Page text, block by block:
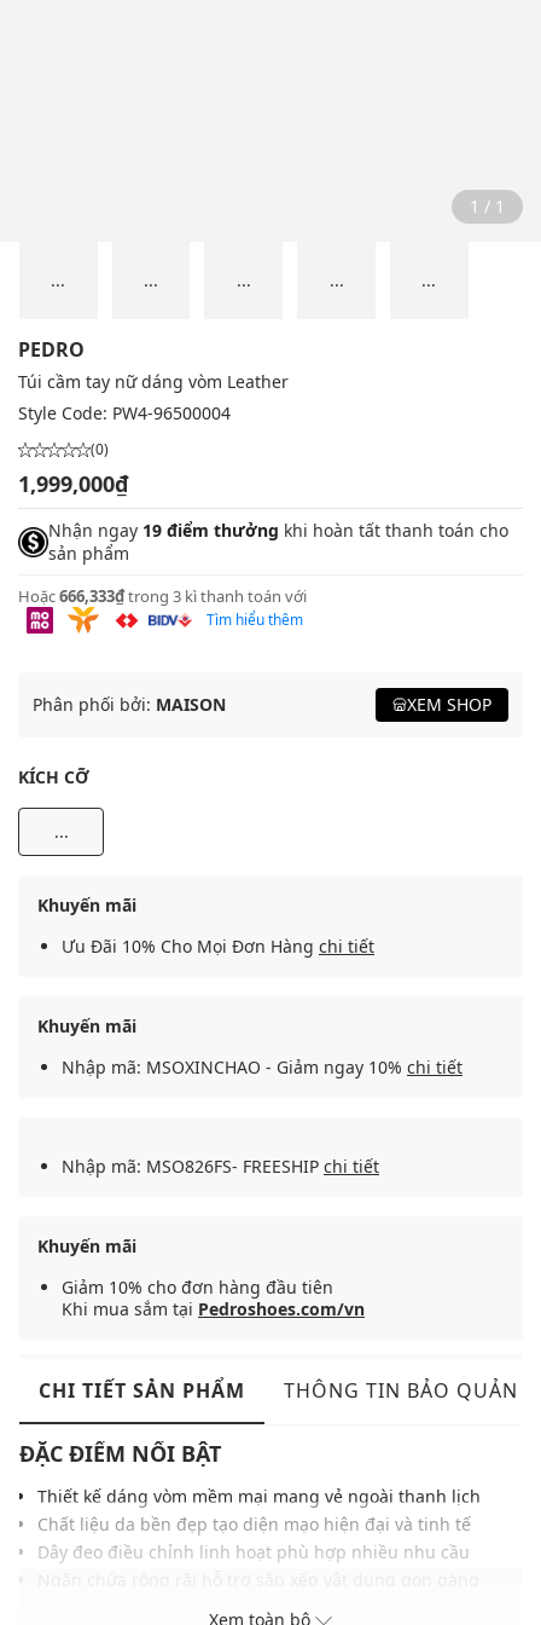
1 / 1
... ... ... ... ...
PEDRO
Túi cầm tay nữ dáng vòm Leather
Style Code: PW4-96500004
(0)
1,999,000₫
Nhận ngay 19 điểm thưởng khi hoàn tất thanh toán cho
sản phẩm
Hoặc666,333₫trong 3 kì thanh toán với
Tìm hiểu thêm
Phân phối bởi: MAISON XEM SHOP
KÍCH CỠ
...
Khuyến mãi
Ưu Đãi 10% Cho Mọi Đơn Hàng chi tiết
Khuyến mãi
Nhập mã: MSOXINCHAO - Giảm ngay 10% chi tiết
Nhập mã: MSO826FS- FREESHIP chi tiết
Khuyến mãi
Giảm 10% cho đơn hàng đầu tiên
Khi mua sắm tại Pedroshoes.com/vn
CHI TIẾT SẢN PHẨM THÔNG TIN BẢO QUẢN
ĐẶC ĐIỂM NỔI BẬT
Thiết kế dáng vòm mềm mại mang vẻ ngoài thanh lịch
Chất liệu da bền đẹp tạo diện mạo hiện đại và tinh tế
Dây đeo điều chỉnh linh hoạt phù hợp nhiều nhu cầu
Chi tiết logo tối giản tạo điểm nhấn nhận diện tinh tế
Xem toàn bộ